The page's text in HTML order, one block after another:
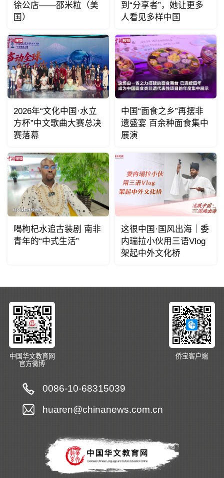
徐公店——邵米粒（美
国）
到“分享者”，她让更多
人看见多样中国
2026年“文化中国·水立
方杯”中文歌曲大赛总决
赛落幕
中国“面食之乡”再摆非
遗盛宴 百余种面食集中
展演
喝枸杞水追古装剧 南非
青年的“中式生活”
这很中国·国风出海｜委
内瑞拉小伙用三语Vlog
架起中外文化桥
中国华文教育网
官方微博
侨宝客户端
0086-10-68315039
huaren@chinanews.com.cn